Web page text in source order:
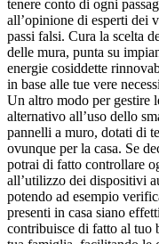
tenere conto di ogni
all’opinione di esperti dei
passi falsi. Cura la scelta
delle mura, punta su
energie cosiddette
in base alle tue vere
Un altro modo per gestire
alternativo all’uso dello
pannelli a muro, dotati di
ovunque per la casa. Se
potrai di fatto controllare
all’utilizzo dei dispositivi
potendo ad esempio
presenti in casa siano
contribuisce di fatto al tuo